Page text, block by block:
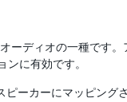
ーディオの一種です。
に有効です。
ーカーにマッピング